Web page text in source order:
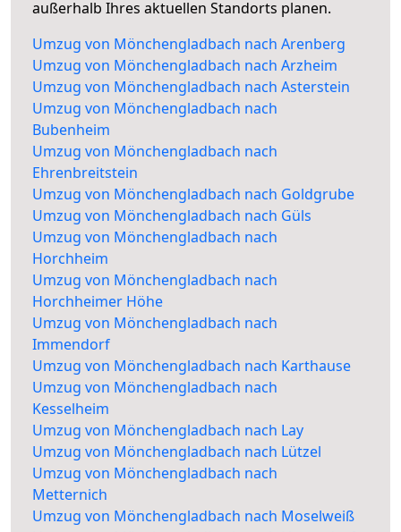
außerhalb Ihres aktuellen Standorts planen.
Umzug von Mönchengladbach nach Arenberg
Umzug von Mönchengladbach nach Arzheim
Umzug von Mönchengladbach nach Asterstein
Umzug von Mönchengladbach nach
Bubenheim
Umzug von Mönchengladbach nach
Ehrenbreitstein
Umzug von Mönchengladbach nach Goldgrube
Umzug von Mönchengladbach nach Güls
Umzug von Mönchengladbach nach
Horchheim
Umzug von Mönchengladbach nach
Horchheimer Höhe
Umzug von Mönchengladbach nach
Immendorf
Umzug von Mönchengladbach nach Karthause
Umzug von Mönchengladbach nach
Kesselheim
Umzug von Mönchengladbach nach Lay
Umzug von Mönchengladbach nach Lützel
Umzug von Mönchengladbach nach
Metternich
Umzug von Mönchengladbach nach Moselweiß